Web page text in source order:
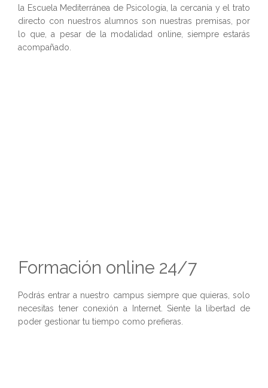
la Escuela Mediterránea de Psicología, la cercanía y el trato
directo con nuestros alumnos son nuestras premisas, por
lo que, a pesar de la modalidad online, siempre estarás
acompañado.
Formación online 24/7
Podrás entrar a nuestro campus siempre que quieras, solo
necesitas tener conexión a Internet. Siente la libertad de
poder gestionar tu tiempo como prefieras.